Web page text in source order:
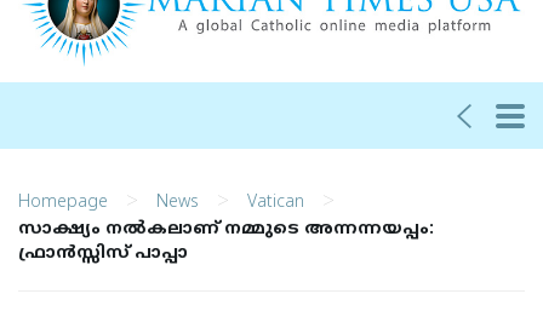
Homepage > News > Vatican >
സാക്ഷ്യം നല്‍കലാണ് നമ്മുടെ അന്നന്നയപ്പം:
ഫ്രാന്‍സ്സിസ് പാപ്പാ